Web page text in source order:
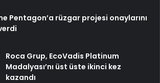
Pentagon’a rüzgar projesi onaylarını
Roca Grup, EcoVadis Platinum
Madalyası’nı üst üste ikinci kez
kazandı